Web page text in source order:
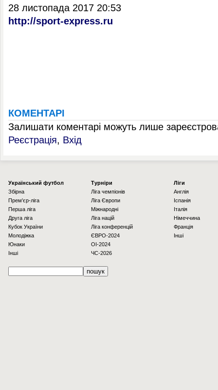
28 листопада 2017 20:53
http://sport-express.ru
КОМЕНТАРІ
Залишати коментарі можуть лише
Реєстрація, Вхід
Українcький футбол
Збірна
Прем'єр-ліга
Перша ліга
Друга ліга
Кубок України
Молодіжка
Юнаки
Інші
Турніри
Ліга чемпіонів
Ліга Європи
Міжнародні
Ліга націй
Ліга конференцій
ЄВРО-2024
OI-2024
ЧС-2026
Ліги
Англія
Іспанія
Італія
Німеччина
Франція
Інші